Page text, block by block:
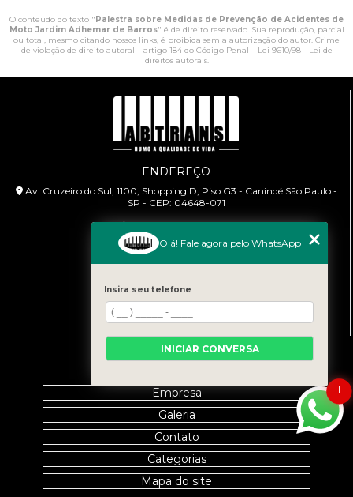
O conteúdo do texto " Palestra sobre Medidas de Prevenção de Acidentes de
Moto Jardim Adhemar de Barros" é de direito reservado. Sua reprodução, parcial
ou total, mesmo citando nossos links, é proibida sem a autorização do autor. Crime
de violação de direito autoral – artigo 184 do Código Penal – Lei 9610/98 - Lei de
direitos autorais.
ENDEREÇO
Av. Cruzeiro do Sul, 1100, Shopping D, Piso G3 - Canindé São Paulo -
SP - CEP: 04648-071
HORÁRIO DE ATENDIMENTO
Segunda à Sexta: 9:00h às 18:00h
(11) 99458-7351
cursoabtrans@gmail.com
MENU
Empresa
Galeria
Contato
Categorias
Mapa do site
1
Olá! Fale agora pelo WhatsApp
Insira seu telefone
INICIAR CONVERSA